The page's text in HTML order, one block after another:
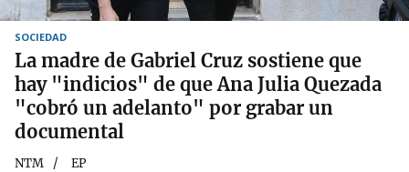
SOCIEDAD
La madre de Gabriel Cruz sostiene que
hay "indicios" de que Ana Julia Quezada
"cobró un adelanto" por grabar un
documental
NTM EP